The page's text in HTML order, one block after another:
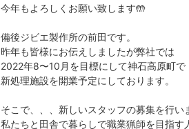
今年もよろしくお願い致します🤲
備後ジビエ製作所の前田です。
昨年も皆様にお伝えしましたが弊社では
2022年8〜10月を目標にして神石高原町で
新処理施設を開業予定にしております。
そこで、、、新しいスタッフの募集を行い
私たちと田舎で暮らしで職業猟師を目指す